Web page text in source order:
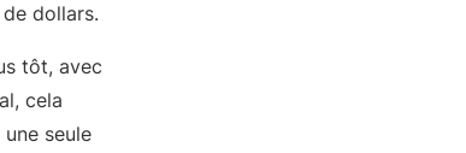
dollars.
tôt, avec
cela
seule